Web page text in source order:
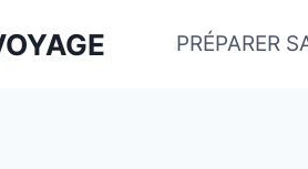
PRÉPARER